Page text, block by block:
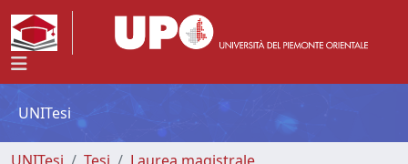
UNITesi